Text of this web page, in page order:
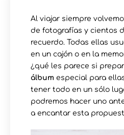
Al viajar siempre
de fotografías y cientos
recuerdo. Todas ellas
en un cajón o en la
¿qué les parece si
álbum especial para
tener todo en un sólo
podremos hacer uno
a encantar esta